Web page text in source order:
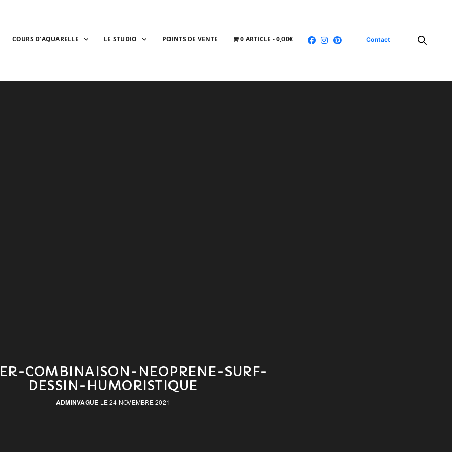
COURS D’AQUARELLE LE STUDIO POINTS DE VENTE 0 ARTICLE 0,00€ Contact
COMBINAISON-NEOPRENE-SURF-
DESSIN-HUMORISTIQUE
ADMINVAGUE LE 24 NOVEMBRE 2021